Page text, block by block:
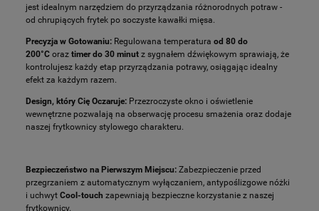
jest idealnym narzędziem do przyrządzania różnorodnych potraw -
od chrupiących frytek po soczyste kawałki mięsa.
Precyzja w Gotowaniu: Regulowana temperatura od 80 do
200°C oraz timer do 30 minut z sygnałem dźwiękowym sprawiają, że
kontrolujesz każdy etap przyrządzania potrawy, osiągając idealny
efekt za każdym razem.
Design, który Cię Oczaruje: Przezroczyste okno i oświetlenie
wewnętrzne pozwalają na obserwację procesu smażenia oraz dodaje
naszej frytkownicy stylowego charakteru.
Bezpieczeństwo na Pierwszym Miejscu: Zabezpieczenie przed
przegrzaniem z automatycznym wyłączaniem, antypoślizgowe nóżki
i uchwyt Cool-touch zapewniają bezpieczne korzystanie z naszej
frytkownicy.